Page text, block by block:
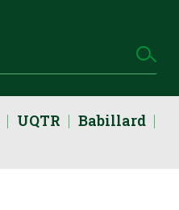
UQTR
Babillard